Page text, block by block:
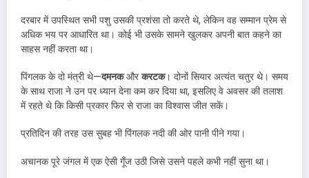
दरबार में उपस्थित सभी पशु उसकी प्रशंसा तो करते थे, लेकिन वह सम्मान प्रेम से
अधिक भय पर आधारित था। कोई भी उसके सामने खुलकर अपनी बात कहने का
साहस नहीं करता था।
पिंगलक के दो मंत्री थे—दमनकऔरकरटक। दोनों सियार अत्यंत चतुर थे। समय
के साथ राजा ने उन पर ध्यान देना कम कर दिया था, इसलिए वे अवसर की तलाश
में रहते थे कि किसी प्रकार फिर से राजा का विश्वास जीत सकें।
प्रतिदिन की तरह उस सुबह भी पिंगलक नदी की ओर पानी पीने गया।
अचानक पूरे जंगल में एक ऐसी गूँज उठी जिसे उसने पहले कभी नहीं सुना था।